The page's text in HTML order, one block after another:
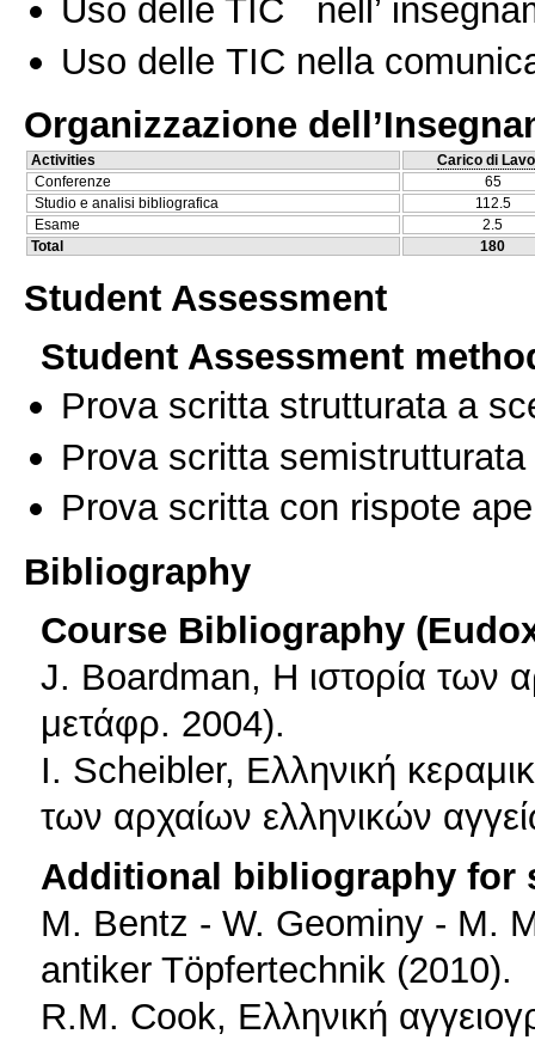
Uso delle TIC nell’
Uso delle TIC nella
Organizzazione
Activities
Carico di
Conferenze
65
Studio e analisi bibliografica
112.5
Esame
2.5
Total
180
Student Assessment
Student Assessment
Prova scritta strutturata a
Prova scritta
Prova scritta con rispote
Bibliography
Course Bibliography
J. Boardman, Η ιστορία των
μετάφρ. 2004).
I. Scheibler, Ελληνική
των αρχαίων ελληνικών
Additional bibliography for
M. Bentz - W. Geominy - M.
antiker Töpfertechnik (2010).
R.M. Cook, Ελληνική